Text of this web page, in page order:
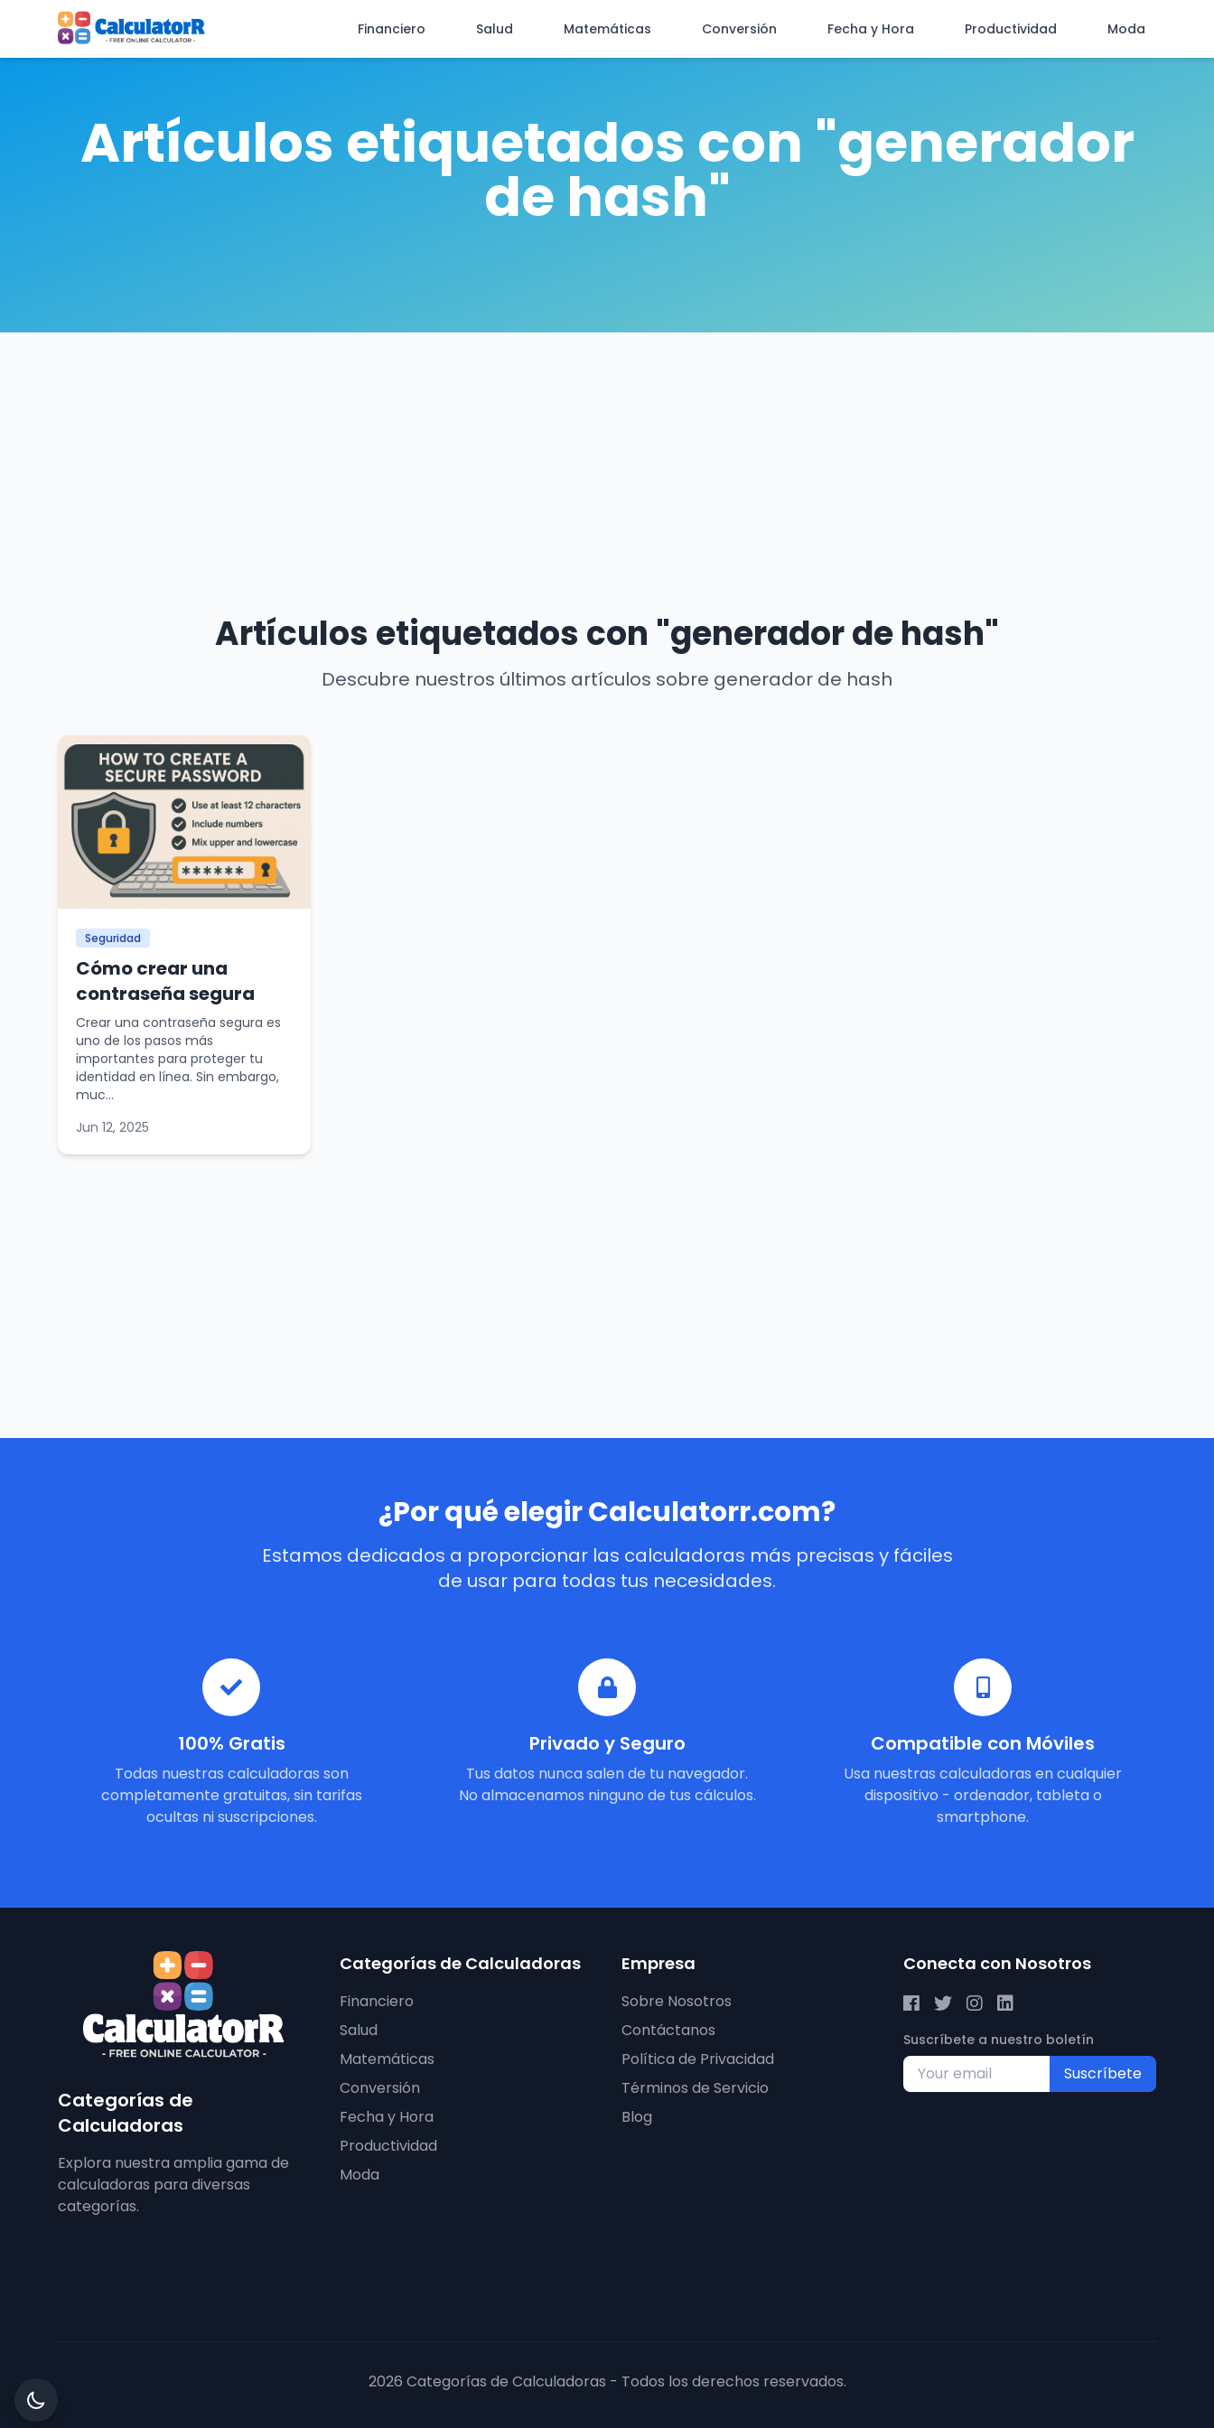
Financiero Salud Matemáticas Conversión Fecha y Hora Productividad Moda
Artículos etiquetados con "generador
de hash"
Artículos etiquetados con "generador de hash"
Descubre nuestros últimos artículos sobre generador de hash
Seguridad
Cómo crear una
contraseña segura
Crear una contraseña segura es
uno de los pasos más
importantes para proteger tu
identidad en línea. Sin embargo,
muc...
Jun 12, 2025
¿Por qué elegir Calculatorr.com?
Estamos dedicados a proporcionar las calculadoras más precisas y fáciles
de usar para todas tus necesidades.
100% Gratis
Todas nuestras calculadoras son
completamente gratuitas, sin tarifas
ocultas ni suscripciones.
Privado y Seguro
Tus datos nunca salen de tu navegador.
No almacenamos ninguno de tus cálculos.
Compatible con Móviles
Usa nuestras calculadoras en cualquier
dispositivo - ordenador, tableta o
smartphone.
Categorías de
Calculadoras
Explora nuestra amplia gama de
calculadoras para diversas
categorías.
Categorías de Calculadoras
Financiero
Salud
Matemáticas
Conversión
Fecha y Hora
Productividad
Moda
Empresa
Sobre Nosotros
Contáctanos
Política de Privacidad
Términos de Servicio
Blog
Conecta con Nosotros
Suscríbete a nuestro boletín
Suscríbete
2026 Categorías de Calculadoras - Todos los derechos reservados.